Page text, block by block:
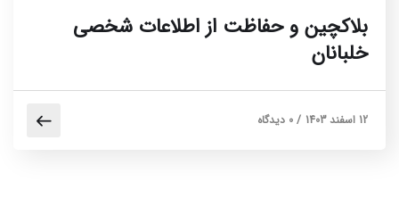
بلاکچین و حفاظت از اطلاعات شخصی
خلبانان
12 اسفند 1403 / 0 دیدگاه